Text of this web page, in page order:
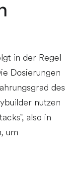
in der Regel
Dosierungen
des
nutzen
also in
um